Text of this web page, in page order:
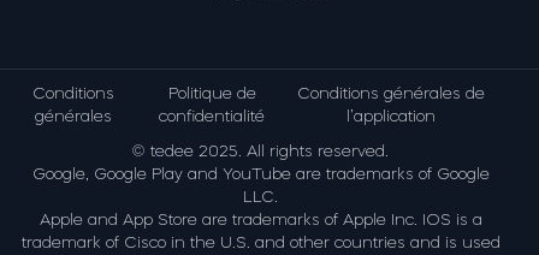
Conditions
générales
Politique de
confidentialité
Conditions générales de
l’application
© tedee 2025. All rights reserved.
Google, Google Play and YouTube are trademarks of Google
LLC.
Apple and App Store are trademarks of Apple Inc. IOS is a
trademark of Cisco in the U.S. and other countries and is used